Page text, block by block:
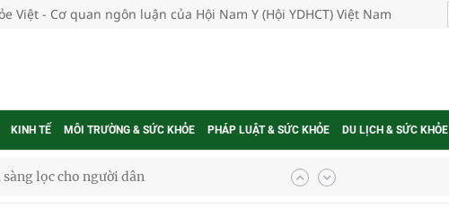
Việt - Cơ quan ngôn luận của Hội Nam Y (Hội YDHCT) Việt Nam
KINH TẾ MÔI TRƯỜNG & SỨC KHỎE PHÁP LUẬT & SỨC KHỎE DU LỊCH & SỨC KHỎE
lọc cho người dân